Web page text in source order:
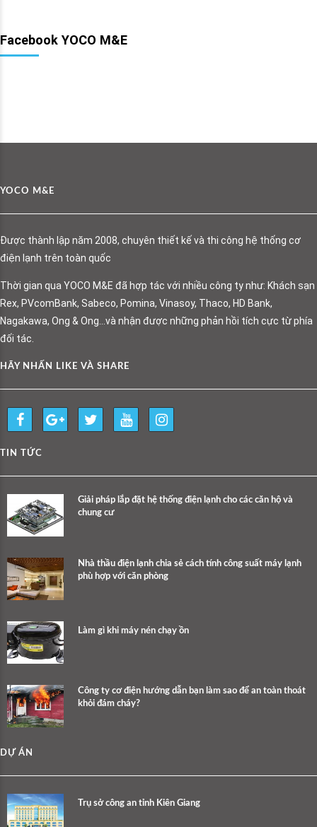
Facebook YOCO M&E
YOCO M&E
Được thành lập năm 2008, chuyên thiết kế và thi công hệ thống cơ
điện lạnh trên toàn quốc
Thời gian qua YOCO M&E đã hợp tác với nhiều công ty như: Khách sạn
Rex, PVcomBank, Sabeco, Pomina, Vinasoy, Thaco, HD Bank,
Nagakawa, Ong & Ong…và nhận được những phản hồi tích cực từ phía
đối tác.
HÃY NHẤN LIKE VÀ SHARE
TIN TỨC
Giải pháp lắp đặt hệ thống điện lạnh cho các căn hộ và
chung cư
Nhà thầu điện lạnh chia sẻ cách tính công suất máy lạnh
phù hợp với căn phòng
Làm gì khi máy nén chạy ồn
Công ty cơ điện hướng dẫn bạn làm sao để an toàn thoát
khỏi đám cháy?
DỰ ÁN
Trụ sở công an tỉnh Kiên Giang